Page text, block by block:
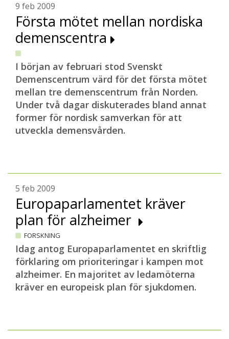
9 feb 2009
Första mötet mellan nordiska
demenscentra
I början av februari stod Svenskt
Demenscentrum värd för det första mötet
mellan tre demenscentrum från Norden.
Under två dagar diskuterades bland annat
former för nordisk samverkan för att
utveckla demensvården.
5 feb 2009
Europaparlamentet kräver
plan för alzheimer
FORSKNING
Idag antog Europaparlamentet en skriftlig
förklaring om prioriteringar i kampen mot
alzheimer. En majoritet av ledamöterna
kräver en europeisk plan för sjukdomen.